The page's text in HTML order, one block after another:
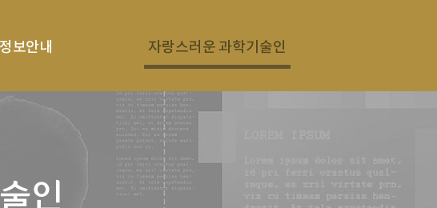
보안내 자랑스러운 과학기술인
인